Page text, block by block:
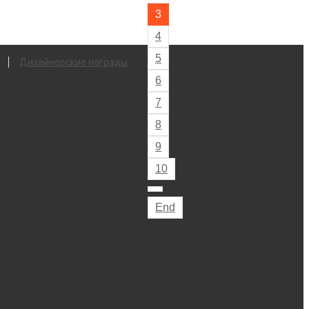
3
4
5
6
7
8
9
10
End
Дизайнерские награды